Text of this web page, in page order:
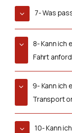
7- Was
8- Kann ich
Fahrt
9- Kann ich
Transport
10- Kann